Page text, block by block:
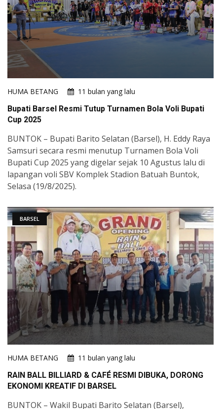
HUMA BETANG
11 bulan yang lalu
Bupati Barsel Resmi Tutup Turnamen Bola Voli Bupati
Cup 2025
BUNTOK – Bupati Barito Selatan (Barsel), H. Eddy Raya
Samsuri secara resmi menutup Turnamen Bola Voli
Bupati Cup 2025 yang digelar sejak 10 Agustus lalu di
lapangan voli SBV Komplek Stadion Batuah Buntok,
Selasa (19/8/2025).
BARSEL
HUMA BETANG
11 bulan yang lalu
RAIN BALL BILLIARD & CAFÉ RESMI DIBUKA, DORONG
EKONOMI KREATIF DI BARSEL
BUNTOK – Wakil Bupati Barito Selatan (Barsel),